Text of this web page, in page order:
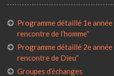
Programme détaillé 1e
rencontre de l’homme”
Programme détaillé 2e année
rencontre de Dieu”
Groupes d’échanges